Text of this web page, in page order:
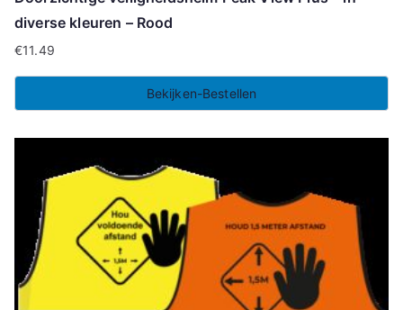
diverse kleuren – Rood
€11.49
Bekijken-Bestellen